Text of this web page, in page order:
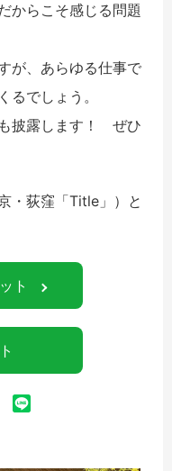
からこそ感じる問題
が、あらゆる仕事で
るでしょう。
披露します！ ぜひ
・荻窪「Title」）と
ト